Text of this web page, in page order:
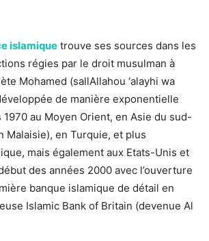
islamique trouve ses sources dans les
régies par le droit musulman à
Mohamed (sallAllahou ‘alayhi wa
de manière exponentielle
au Moyen Orient, en Asie du sud-
Malaisie), en Turquie, et plus
mais également aux Etats-Unis et
des années 2000 avec l’ouverture
banque islamique de détail en
Islamic Bank of Britain (devenue Al